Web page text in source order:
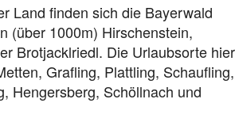
Land finden sich die Bayerwald
(über 1000m) Hirschenstein,
Brotjacklriedl. Die Urlaubsorte hier
Grafling, Plattling, Schaufling,
Hengersberg, Schöllnach und